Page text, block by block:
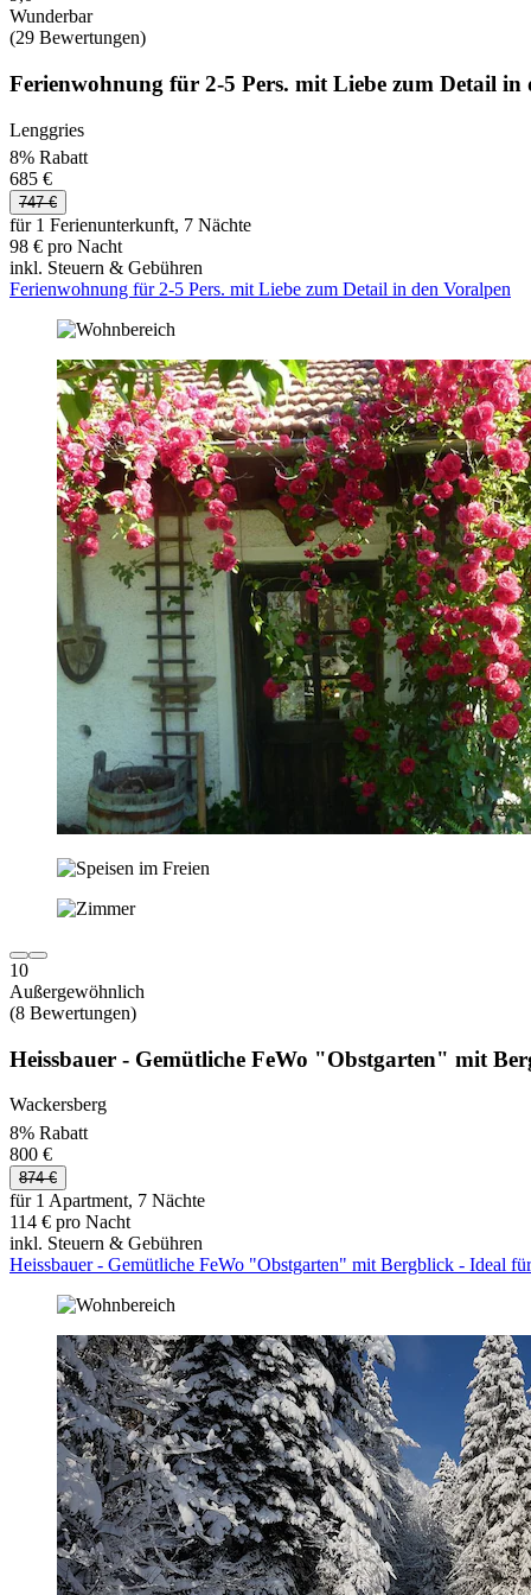
Wunderbar
(29 Bewertungen)
Ferienwohnung für 2-5 Pers. mit Liebe zum Detail in
Lenggries
8% Rabatt
685 €
747 €
für 1 Ferienunterkunft, 7 Nächte
98 € pro Nacht
inkl. Steuern & Gebühren
Ferienwohnung für 2-5 Pers. mit Liebe zum Detail in den Voralpen
10
Außergewöhnlich
(8 Bewertungen)
Heissbauer - Gemütliche FeWo "Obstgarten" mit
Wackersberg
8% Rabatt
800 €
874 €
für 1 Apartment, 7 Nächte
114 € pro Nacht
inkl. Steuern & Gebühren
Heissbauer - Gemütliche FeWo "Obstgarten" mit Bergblick - Ideal